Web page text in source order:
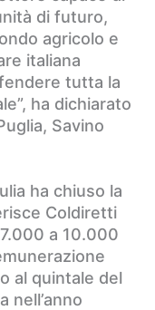
di futuro,
agricolo e
italiana
tutta la
ha dichiarato
Savino
ha chiuso la
Coldiretti
a 10.000
al quintale del
nell’anno